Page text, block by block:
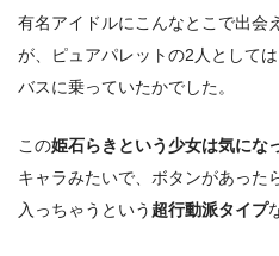
有名アイドルにこんなとこで出会
が、ピュアパレットの2人として
バスに乗っていたかでした。
この姫石らきという少女は気にな
キャラみたいで、ボタンがあった
入っちゃうという 超行動派タイプ